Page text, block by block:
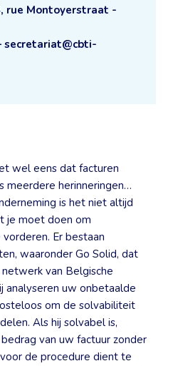
rue Montoyerstraat -
secretariat@cbti-
wel eens dat facturen
meerdere herinneringen…
is het niet altijd
je moet doen om
Er bestaan
waaronder Go Solid, dat
van Belgische
analyseren uw onbetaalde
om de solvabiliteit
Als hij solvabel is,
van uw factuur zonder
de procedure dient te